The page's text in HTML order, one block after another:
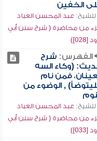
الخفين
للشيخ: عبد المحسن العباد
من محاضرة ( شرح سنن أبي
[028])
الفهرس: شرح
(وكاء السه
فمن نام
, الوضوء من
للشيخ: عبد المحسن العباد
من محاضرة ( شرح سنن أبي
[033])